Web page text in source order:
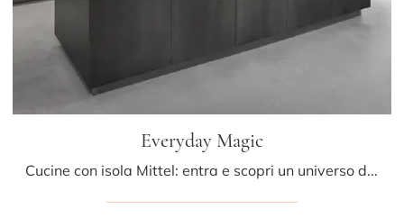
Everyday Magic
Cucine con isola Mittel: entra e scopri un universo di design e contenuto estetico! La cucina Everyday Magic ti sta aspettando.